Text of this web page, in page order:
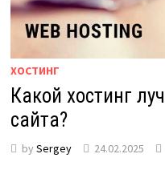
ХОСТИНГ
Какой хостинг
сайта?
by Sergey 24.02.2025